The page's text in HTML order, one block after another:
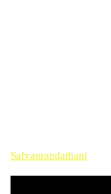
Safvanrandathani